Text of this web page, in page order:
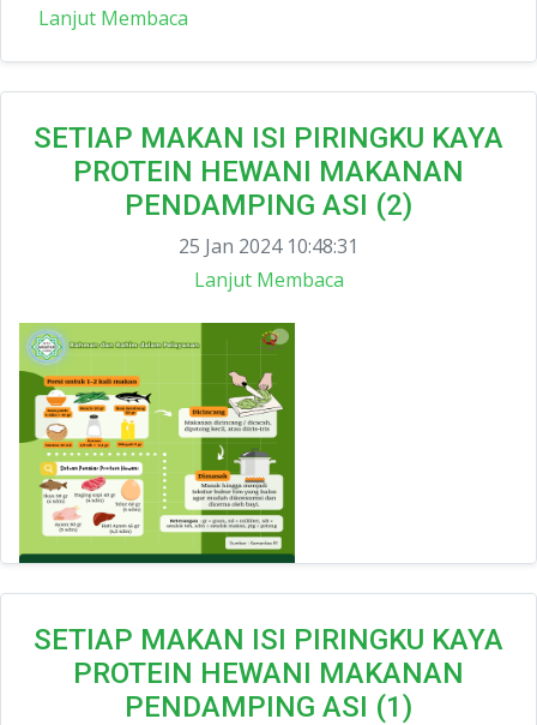
Lanjut Membaca
SETIAP MAKAN ISI PIRINGKU KAYA
PROTEIN HEWANI MAKANAN
PENDAMPING ASI (2)
25 Jan 2024 10:48:31
Lanjut Membaca
SETIAP MAKAN ISI PIRINGKU KAYA
PROTEIN HEWANI MAKANAN
PENDAMPING ASI (1)